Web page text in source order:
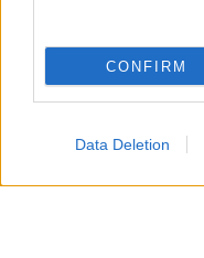
CONFIRM
Data Deletion